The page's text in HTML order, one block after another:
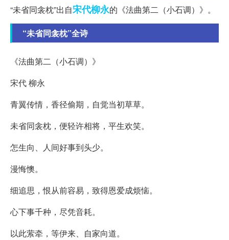
“未省同衾枕”出自宋代柳永的《法曲第二（小石调）》。
“未省同衾枕”全诗
《法曲第二（小石调）》
宋代 柳永
青翼传情，香径偷期，自觉当初草草。
未省同衾枕，便轻许相将，平生欢笑。
怎生向、人间好事到头少。
漫悔懊。
细追思，恨从前容易，致得恩爱成烦恼。
心下事千种，尽凭音耗。
以此萦牵，等伊来、自家向道。